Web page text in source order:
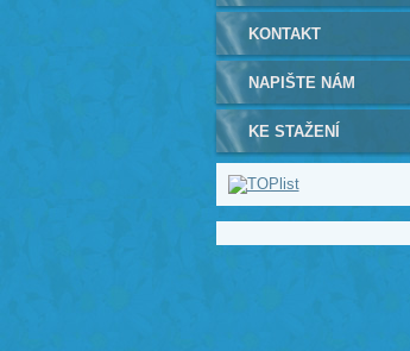
KONTAKT
NAPIŠTE NÁM
KE STAŽENÍ